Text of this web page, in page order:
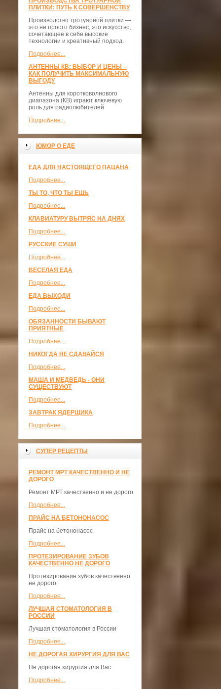
ПЛИТКИ: ПУТЬ К СОВЕРШЕНСТВУ
Производство тротуарной плитки —
это не просто бизнес, это искусство,
сочетающее в себе высокие
технологии и креативный подход.
Подробнее...
АНТЕННЫ КВ: ВЫБОР И ЦЕНЫ –
КАК ПОЛУЧИТЬ МАКСИМАЛЬНУЮ
ВЫГОДУ
Антенны для коротковолнового
диапазона (КВ) играют ключевую
роль для радиолюбителей
Подробнее...
ЮМОР О ЕДЕ
ЕДА ДЛЯ НАСТОЯЩЕГО ПАЦАНА
Подробнее...
ТЫ ТО, ЧТО ТЫ ЕШЬ
Подробнее...
КЛАВИАТУРУ ВЫТРЯС НА ДНЯХ
Подробнее...
РУССКИЕ СУШИ
Подробнее...
ВЕСЕЛАЯ ЕДА
Подробнее...
ЕДА ВЫХОДИ
Подробнее...
ОБЯЗАННОСТИ БЫВАЮТ
ПРИЯТНЫЕ
Подробнее...
НИКОГДА НЕ СДАВАЙСЯ
Подробнее...
МАША И МЕДВЕДЬ - ОНИ
СУЩЕСТВУЮТ
Подробнее...
ЗАВТРАК ЯДЕРЩИКА
Подробнее...
СУПЕР РЕЦЕПТЫ
РЕМОНТ МРТ КАЧЕСТВЕННО И НЕ
ДОРОГО
Ремонт МРТ качественно и не дорого
Подробнее...
ПРАЙС НА БЕТОНОНАСОС
Прайс на бетононасос
Подробнее...
ПРОТЕЗИРОВАНИЕ ЗУБОВ
КАЧЕСТВЕННО НЕ ДОРОГО
Протезирование зубов качественно
не дорого
Подробнее...
ЛУЧШАЯ СТОМАТОЛОГИЯ В
РОССИИ
Лучшая стоматология в России
Подробнее...
НЕ ДОРОГАЯ ХИРУРГИЯ ДЛЯ ВАС
Не дорогая хирургия для Вас
Подробнее...